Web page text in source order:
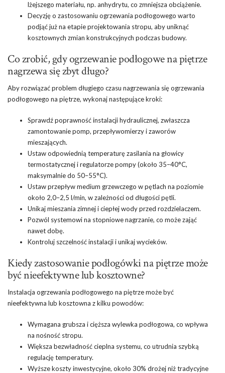
lżejszego materiału, np. anhydrytu, co zmniejsza obciążenie.
Decyzję o zastosowaniu ogrzewania podłogowego warto
podjąć już na etapie projektowania stropu, aby uniknąć
kosztownych zmian konstrukcyjnych podczas budowy.
Co zrobić, gdy ogrzewanie podłogowe na piętrze
nagrzewa się zbyt długo?
Aby rozwiązać problem długiego czasu nagrzewania się ogrzewania
podłogowego na piętrze, wykonaj następujące kroki:
Sprawdź poprawność instalacji hydraulicznej, zwłaszcza
zamontowanie pomp, przepływomierzy i zaworów
mieszających.
Ustaw odpowiednią temperaturę zasilania na głowicy
termostatycznej i regulatorze pompy (około 35–40°C,
maksymalnie do 50–55°C).
Ustaw przepływ medium grzewczego w pętlach na poziomie
około 2,0–2,5 l/min, w zależności od długości pętli.
Unikaj mieszania zimnej i ciepłej wody przed rozdzielaczem.
Pozwól systemowi na stopniowe nagrzanie, co może zająć
nawet dobę.
Kontroluj szczelność instalacji i unikaj wycieków.
Kiedy zastosowanie podłogówki na piętrze może
być nieefektywne lub kosztowne?
Instalacja ogrzewania podłogowego na piętrze może być
nieefektywna lub kosztowna z kilku powodów:
Wymagana grubsza i cięższa wylewka podłogowa, co wpływa
na nośność stropu.
Większa bezwładność cieplna systemu, co utrudnia szybką
regulację temperatury.
Wyższe koszty inwestycyjne, około 30% drożej niż tradycyjne